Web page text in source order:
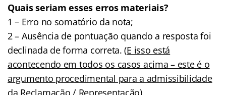
Quais seriam esses erros materiais?
1 – Erro no somatório da nota;
2 – Ausência de pontuação quando a resposta foi
declinada de forma correta. (E isso está
acontecendo em todos os casos acima – este é o
argumento procedimental para a admissibilidade
da Reclamação / Representação)